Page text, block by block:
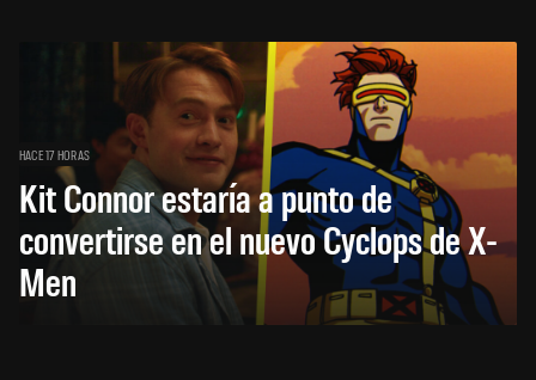
HACE 17 HORAS
Kit Connor estaría a punto de
convertirse en el nuevo Cyclops de X-
Men